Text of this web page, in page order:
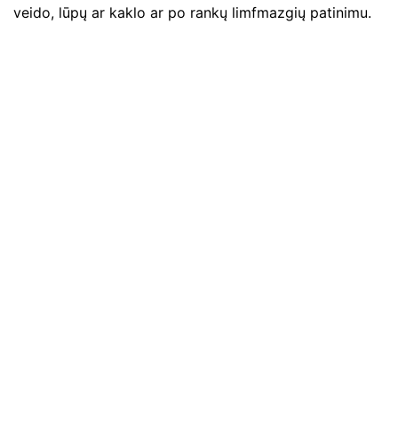
veido, lūpų ar kaklo ar po rankų limfmazgių patinimu.